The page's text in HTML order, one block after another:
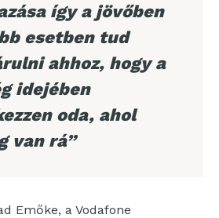
így a jövőben
esetben tud
ahhoz, hogy a
idejében
oda, ahol
van rá”
Emőke, a Vodafone